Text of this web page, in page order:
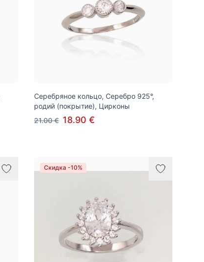
Серебряное кольцо, Серебро 925°,
родий (покрытие), Цирконы
21.00 € 18.90 €
Скидка -10%